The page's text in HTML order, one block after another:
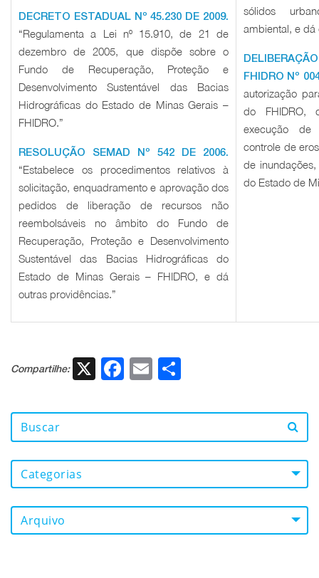
DECRETO ESTADUAL Nº 45.230 DE 2009.
“Regulamenta a Lei nº 15.910, de 21 de
dezembro de 2005, que dispõe sobre o
Fundo de Recuperação, Proteção e
Desenvolvimento Sustentável das Bacias
Hidrográficas do Estado de Minas Gerais –
FHIDRO.”
RESOLUÇÃO SEMAD Nº 542 DE 2006.
“Estabelece os procedimentos relativos à
solicitação, enquadramento e aprovação dos
pedidos de liberação de recursos não
reembolsáveis no âmbito do Fundo de
Recuperação, Proteção e Desenvolvimento
Sustentável das Bacias Hidrográficas do
Estado de Minas Gerais – FHIDRO, e dá
outras providências.”
sólidos
ambiental, e dá
FHIDRO Nº
autorização
do FHIDRO,
execução de
controle de
de
do Estado de
Compartilhe: X Facebook
Email
Categorias
Arquivo